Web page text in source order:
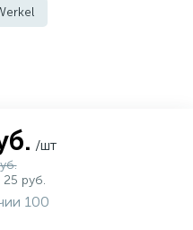
и выше
/шт
руб.
100